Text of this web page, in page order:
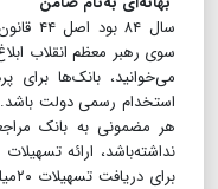
سال
می‌خوانید، بانک‌ها برای
استخدام رسمی دولت باشد.
هر مضمونی به بانک
نداشته‌باشد، ارائه